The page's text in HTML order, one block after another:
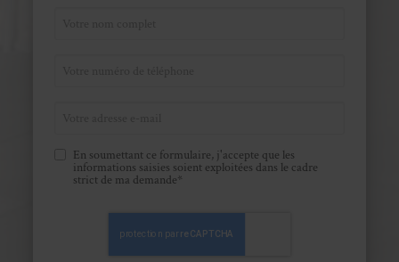
En soumettant ce formulaire, j'accepte que les
informations saisies soient exploitées dans le cadre
strict de ma demande*